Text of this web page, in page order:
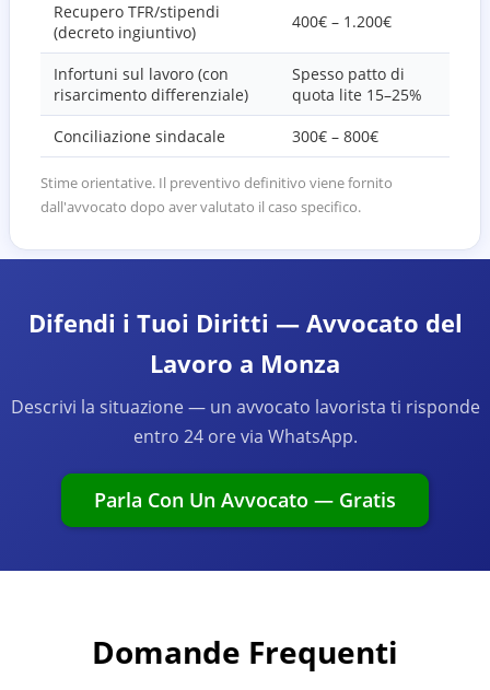
Recupero TFR/stipendi
(decreto ingiuntivo)
400€ – 1.200€
Infortuni sul lavoro (con
risarcimento differenziale)
Spesso patto di
quota lite 15–25%
Conciliazione sindacale
300€ – 800€
Stime orientative. Il preventivo definitivo viene fornito
dall'avvocato dopo aver valutato il caso specifico.
Difendi i Tuoi Diritti — Avvocato del
Lavoro a Monza
Descrivi la situazione — un avvocato lavorista ti risponde
entro 24 ore via WhatsApp.
Parla Con Un Avvocato — Gratis
Domande Frequenti